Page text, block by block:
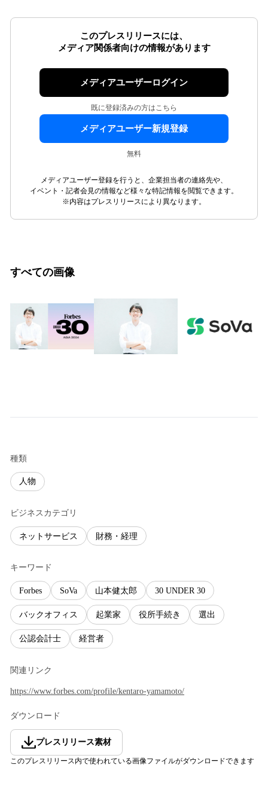
このプレスリリースには、
メディア関係者向けの情報があります
メディアユーザーログイン
既に登録済みの方はこちら
メディアユーザー新規登録
無料
メディアユーザー登録を行うと、企業担当者の連絡先や、
イベント・記者会見の情報など様々な特記情報を閲覧できます。
※内容はプレスリリースにより異なります。
すべての画像
種類
人物
ビジネスカテゴリ
ネットサービス 財務・経理
キーワード
Forbes SoVa 山本健太郎 30 UNDER 30
バックオフィス 起業家 役所手続き 選出
公認会計士 経営者
関連リンク
https://www.forbes.com/profile/kentaro-yamamoto/
ダウンロード
プレスリリース素材
このプレスリリース内で使われている画像ファイルがダウンロードできます